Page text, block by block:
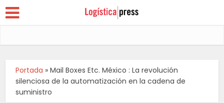
Portada »Mail Boxes Etc. México : La revolución
silenciosa de la automatización en la cadena de
suministro